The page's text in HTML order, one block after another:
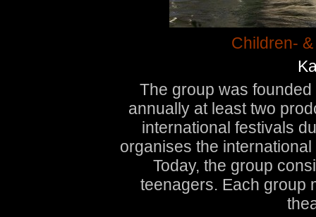
Children-
The group was
annually at least two
international festivals
organises the
Today, the group
teenagers. Each group